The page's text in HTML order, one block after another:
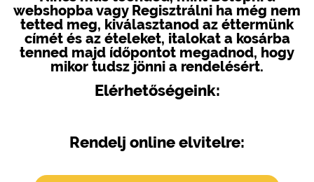
webshopba vagy Regisztrálni ha még nem
tetted meg, kiválasztanod az éttermünk
címét és az ételeket, italokat a kosárba
tenned majd ídőpontot megadnod, hogy
mikor tudsz jönni a rendelésért.
Elérhetőségeink:
Rendelj online elvitelre: